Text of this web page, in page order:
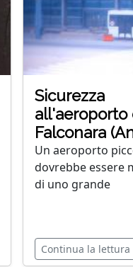
Sicurezza
all'aeroporto
Falconara
Un aeroporto
dovrebbe essere
di uno grande
Continua la lettura